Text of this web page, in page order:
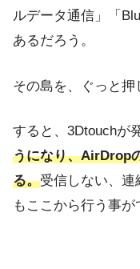
ルデータ通信」「
あるだろう。
その島を、ぐっと押
すると、3Dtouchが
うになり、AirDrop
る。受信しない、連
もここから行う事が